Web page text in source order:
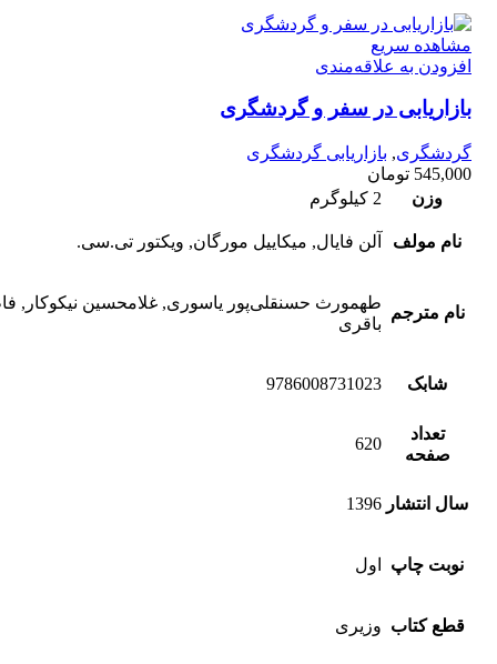
مشاهده سریع
افزودن به علاقه‌مندی
بازاریابی در سفر و گردشگری
گردشگری, بازاریابی گردشگری
545,000 تومان
وزن
2 کیلوگرم
نام مولف آلن فایال, میکاییل مورگان, ویکتور تی.سی.
نام مترجم
طهمورث حسنقلی‌پور یاسوری, غلامحسین نیکوکار,
باقری
شابک 9786008731023
تعداد
صفحه
620
سال انتشار 1396
نوبت چاپ اول
قطع کتاب وزیری